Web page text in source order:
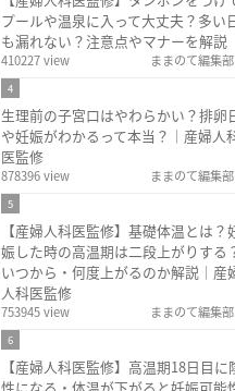
プールや温泉に入って大丈夫？多い
も漏れない？注意点やマナーを解説
410227 view ままのて編集部
4
生理前の子宮口はやわらかい？排卵
や妊娠がわかるって本当？｜産婦人
医監修
878396 view ままのて編集部
5
【産婦人科医監修】基礎体温とは？
娠した時の高温期は二段上がりする
いつから・何度上がるのか解説｜産
人科医監修
753945 view ままのて編集部
6
【産婦人科医監修】高温期18日目に